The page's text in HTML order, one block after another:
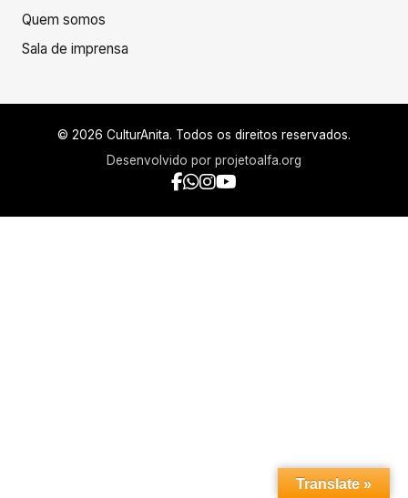
Quem somos
Sala de imprensa
© 2026 CulturAnita. Todos os direitos reservados.
Desenvolvido por projetoalfa.org
Translate »